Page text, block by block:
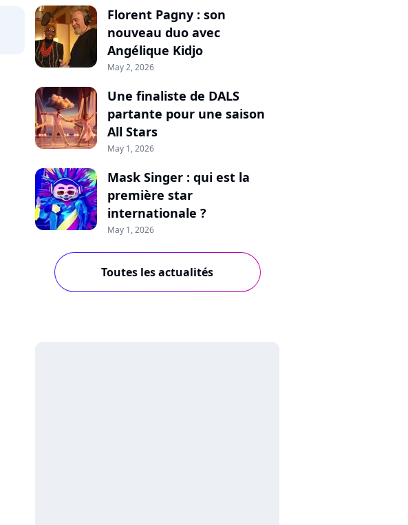
Florent Pagny : son
nouveau duo avec
Angélique Kidjo
May 2, 2026
Une finaliste de DALS
partante pour une saison
All Stars
May 1, 2026
Mask Singer : qui est la
première star
internationale ?
May 1, 2026
Toutes les actualités